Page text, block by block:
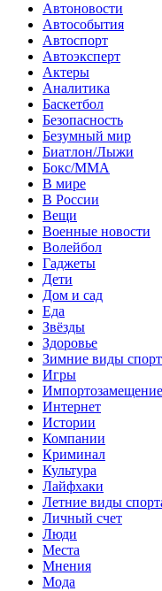
Автоновости
Автособытия
Автоспорт
Автоэксперт
Актеры
Аналитика
Баскетбол
Безопасность
Безумный мир
Биатлон/Лыжи
Бокс/MMA
В мире
В России
Вещи
Военные новости
Волейбол
Гаджеты
Дети
Дом и сад
Еда
Звёзды
Здоровье
Зимние виды
Игры
Импортозамещение
Интернет
Истории
Компании
Криминал
Культура
Лайфхаки
Летние виды
Личный счет
Люди
Места
Мнения
Мода